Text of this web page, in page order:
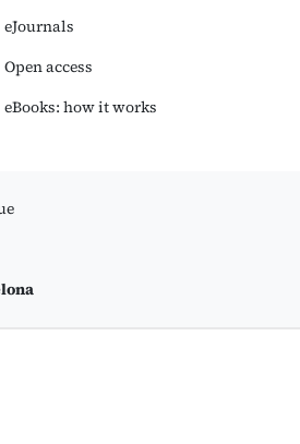
eJournals
Open access
eBooks: how it works